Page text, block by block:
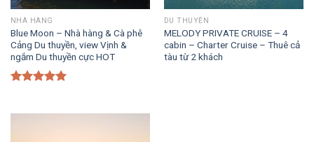
NHÀ HÀNG
Blue Moon – Nhà hàng & Cà phê
Cảng Du thuyền, view Vịnh &
ngắm Du thuyền cực HOT
5 sao
DU THUYỀN
MELODY PRIVATE CRUISE – 4
cabin – Charter Cruise – Thuê cả
tàu từ 2 khách